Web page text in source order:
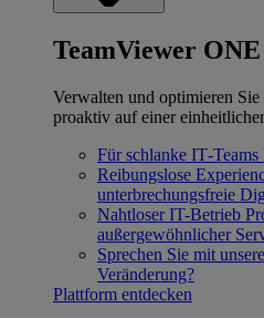
TeamViewer
Verwalten und optimieren
proaktiv auf einer
Für schlanke IT‐Teams
Reibungslose
unterbrechungsfreie
Nahtloser IT-Betrieb
außergewöhnlicher
Sprechen Sie mit
Veränderung?
Plattform entdecken